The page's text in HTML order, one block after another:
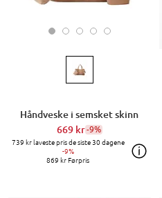
Håndveske i semsket skinn
669 kr-9%
739 krlaveste pris de siste 30 dagene
-9%
869 krFørpris